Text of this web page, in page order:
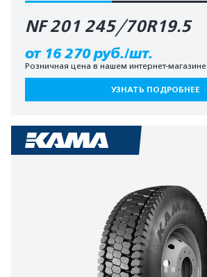
NF 201 245/70R19.5
от 16 270 руб./шт.
Розничная цена в нашем интернет-магазине
УЗНАТЬ ПОДРОБНЕЕ